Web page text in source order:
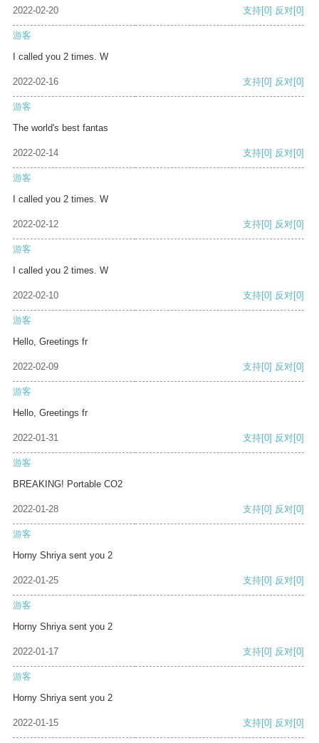
2022-02-20 支持[0] 反对[0]
游客
I called you 2 times. W
2022-02-16 支持[0] 反对[0]
游客
The world's best fantas
2022-02-14 支持[0] 反对[0]
游客
I called you 2 times. W
2022-02-12 支持[0] 反对[0]
游客
I called you 2 times. W
2022-02-10 支持[0] 反对[0]
游客
Hello, Greetings fr
2022-02-09 支持[0] 反对[0]
游客
Hello, Greetings fr
2022-01-31 支持[0] 反对[0]
游客
BREAKING! Portable CO2
2022-01-28 支持[0] 反对[0]
游客
Horny Shriya sent you 2
2022-01-25 支持[0] 反对[0]
游客
Horny Shriya sent you 2
2022-01-17 支持[0] 反对[0]
游客
Horny Shriya sent you 2
2022-01-15 支持[0] 反对[0]